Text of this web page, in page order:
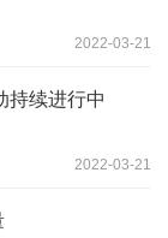
2022-03-21
持续进行中
2022-03-21